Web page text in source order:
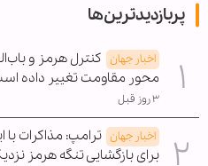
پربازدیدترین‌ها
اخبار جهان کنترل هرمز و
محور مقاومت تغییر داده
۳ روز قبل
اخبار جهان ترامپ: مذاکرات
برای بازگشایی تنگه هرمز